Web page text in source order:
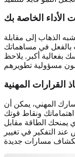
الأداء الخاصة بك
الذهاب إلى مقابلة
في مساهماتك
بفعالية أكبر. يلاحظ
القرارات المهنية
المهني، يمكن أن
ونقاط قوتك
يمنحك الطاقة مقابل
التفكير في تغيير